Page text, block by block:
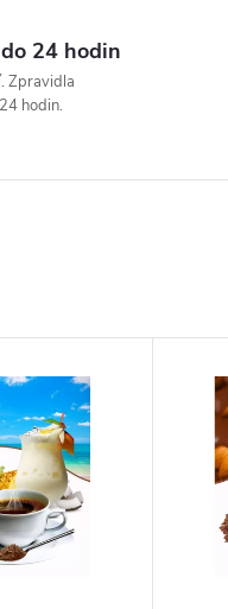
24 hodin
Zpravidla
hodin.